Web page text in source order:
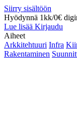
Siirry sisältöön
Hyödynnä 1kk/0€
Lue lisää Kirjaudu
Aiheet
Arkkitehtuuri Infra
Rakentaminen